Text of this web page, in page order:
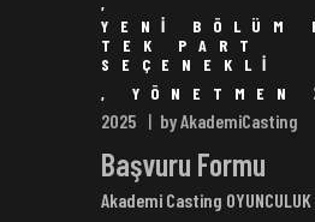
YENI BÖLÜM
TEK PART
SEÇENEKLI
, YÖNETMEN
2025
by AkademiCasting
Başvuru Formu
Akademi Casting OYUNCULUK